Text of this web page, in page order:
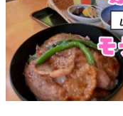
ツ
へ
移
動